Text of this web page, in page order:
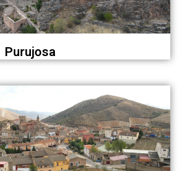
Purujosa